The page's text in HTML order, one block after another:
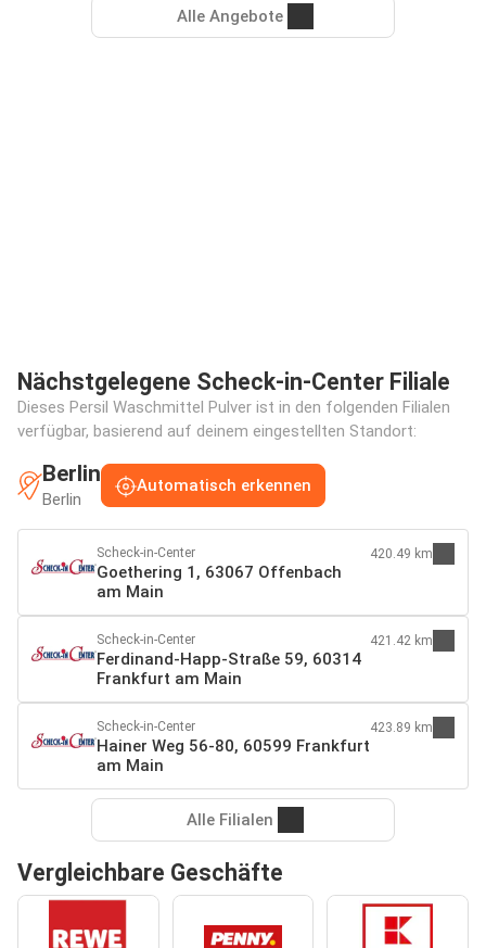
Alle Angebote
Nächstgelegene Scheck-in-Center Filiale
Dieses Persil Waschmittel Pulver ist in den folgenden Filialen
verfügbar, basierend auf deinem eingestellten Standort:
Berlin
Berlin
Automatisch erkennen
Scheck-in-Center
Goethering 1, 63067 Offenbach
am Main
420.49 km
Scheck-in-Center
Ferdinand-Happ-Straße 59, 60314
Frankfurt am Main
421.42 km
Scheck-in-Center
Hainer Weg 56-80, 60599 Frankfurt
am Main
423.89 km
Alle Filialen
Vergleichbare Geschäfte